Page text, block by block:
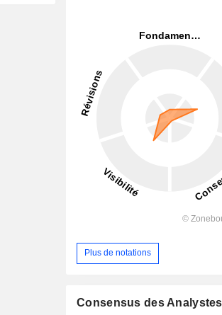
Plus de notations
Consensus des Analystes